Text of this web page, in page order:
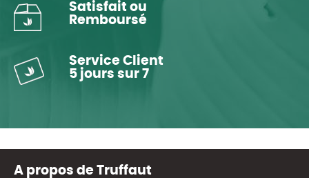
Satisfait ou
Remboursé
Service Client
5 jours sur 7
A propos de Truffaut